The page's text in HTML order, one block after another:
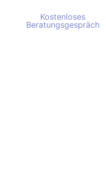
Kostenloses
Beratungsgespräch
Kostenloses
Beratungsgespräch